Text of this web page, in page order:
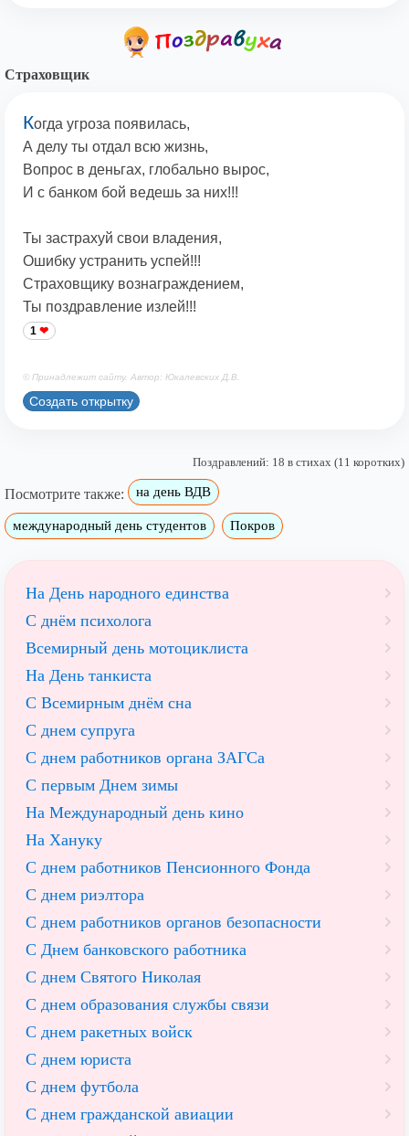
Страховщик
Когда угроза появилась,
А делу ты отдал всю жизнь,
Вопрос в деньгах, глобально вырос,
И с банком бой ведешь за них!!!
Ты застрахуй свои владения,
Ошибку устранить успей!!!
Страховщику вознаграждением,
Ты поздравление излей!!!
1
© Принадлежит сайту. Автор: Юкалевских Д.В.
Создать открытку
Поздравлений: 18 в стихах (11 коротких)
Посмотрите также: на день ВДВ
международный день студентов Покров
На День народного единства
С днём психолога
Всемирный день мотоциклиста
На День танкиста
С Всемирным днём сна
С днем супруга
С днем работников органа ЗАГСа
С первым Днем зимы
На Международный день кино
На Хануку
С днем работников Пенсионного Фонда
С днем риэлтора
С днем работников органов безопасности
С Днем банковского работника
С днем Святого Николая
С днем образования службы связи
С днем ракетных войск
С днем юриста
С днем футбола
С днем гражданской авиации